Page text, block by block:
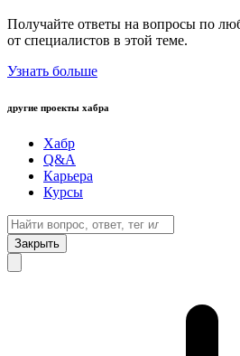
Получайте ответы на вопросы по
от специалистов в этой теме.
Узнать больше
другие проекты хабра
Хабр
Q&A
Карьера
Курсы
Закрыть